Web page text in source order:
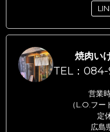
焼肉い
TEL：084-
営業
（L.O.フ
定
広島